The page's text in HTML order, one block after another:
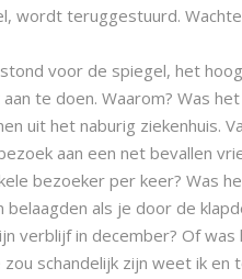
wordt teruggestuurd.
voor de spiegel, het
te doen. Waarom? Was
uit het naburig ziekenhuis.
aan een net bevallen
bezoeker per keer? Was
als je door de
verblijf in december? Of
schandelijk zijn weet ik en